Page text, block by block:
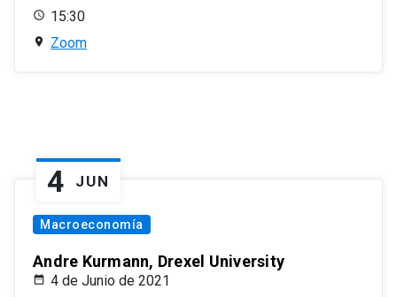
15:30
Zoom
4 JUN
Macroeconomía
Andre Kurmann, Drexel University
4 de Junio de 2021